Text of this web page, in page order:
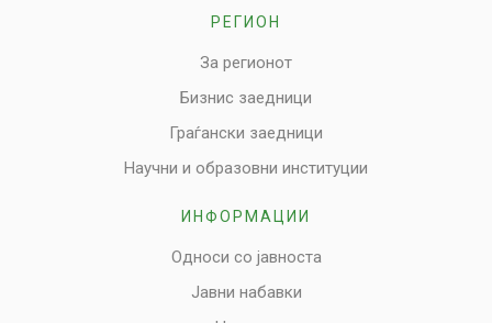
РЕГИОН
За регионот
Бизнис заедници
Граѓански заедници
Научни и образовни институции
ИНФОРМАЦИИ
Односи со јавноста
Јавни набавки